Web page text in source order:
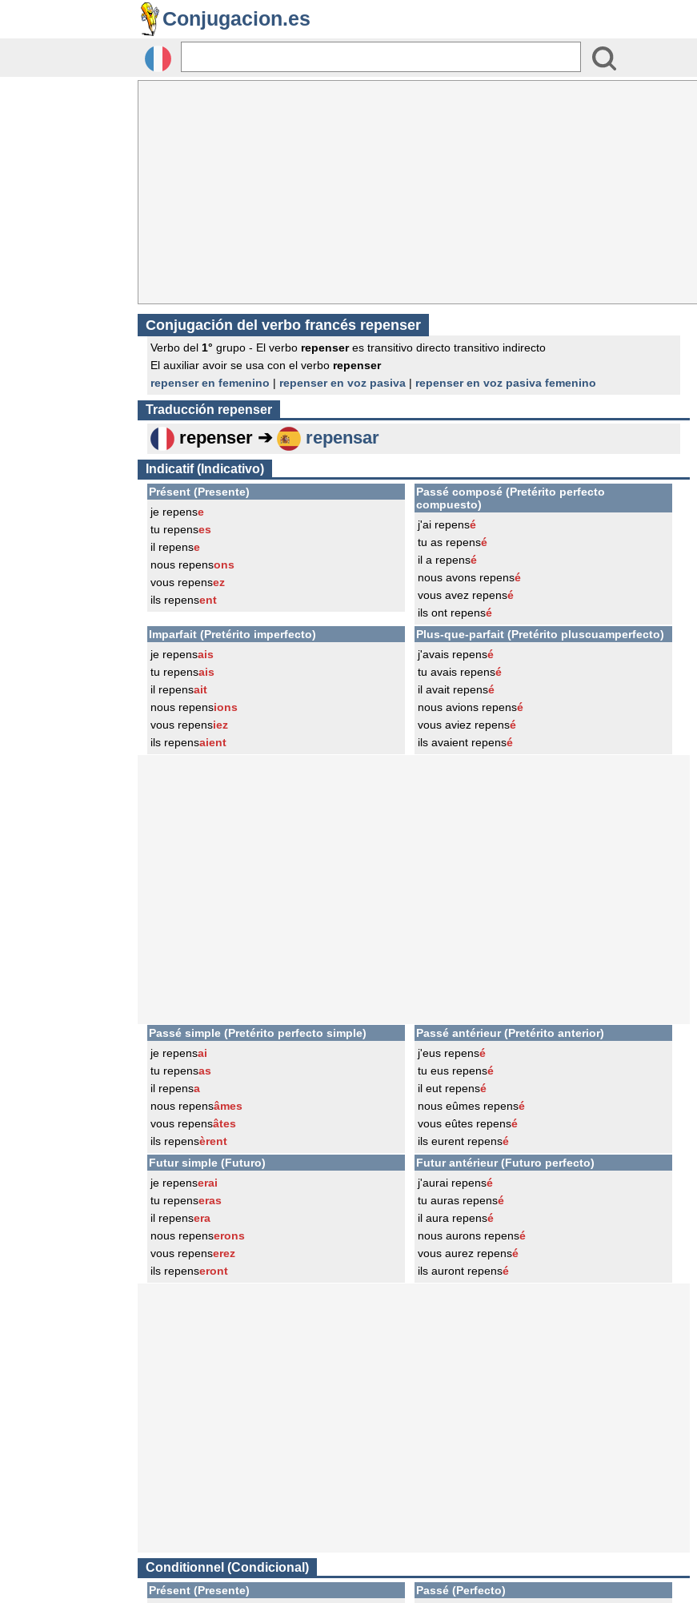
Conjugacion.es
Conjugación del verbo francés repenser
Verbo del 1° grupo - El verbo repenseres transitivo directo transitivo indirecto
El auxiliar avoir se usa con el verbo repenser
repenser en femenino | repenser en voz pasiva | repenser en voz pasiva femenino
Traducción repenser
repenser ➔ repensar
Indicatif (Indicativo)
Présent (Presente)
je repense
tu repenses
il repense
nous repensons
vous repensez
ils repensent
Passé composé (Pretérito perfecto
compuesto)
j'ai repensé
tu as repensé
il a repensé
nous avons repensé
vous avez repensé
ils ont repensé
Imparfait (Pretérito imperfecto)
je repensais
tu repensais
il repensait
nous repensions
vous repensiez
ils repensaient
Plus-que-parfait (Pretérito pluscuamperfecto)
j'avais repensé
tu avais repensé
il avait repensé
nous avions repensé
vous aviez repensé
ils avaient repensé
Passé simple (Pretérito perfecto simple)
je repensai
tu repensas
il repensa
nous repensâmes
vous repensâtes
ils repensèrent
Passé antérieur (Pretérito anterior)
j'eus repensé
tu eus repensé
il eut repensé
nous eûmes repensé
vous eûtes repensé
ils eurent repensé
Futur simple (Futuro)
je repenserai
tu repenseras
il repensera
nous repenserons
vous repenserez
ils repenseront
Futur antérieur (Futuro perfecto)
j'aurai repensé
tu auras repensé
il aura repensé
nous aurons repensé
vous aurez repensé
ils auront repensé
Conditionnel (Condicional)
Présent (Presente)
Passé (Perfecto)